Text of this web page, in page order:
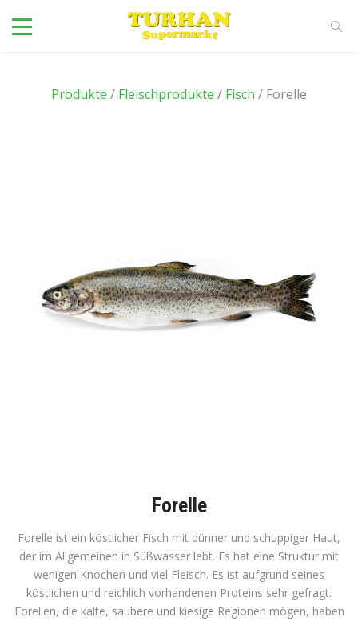
Produkte / Fleischprodukte / Fisch / Forelle
Forelle
Forelle ist ein köstlicher Fisch mit dünner und schuppiger Haut,
der im Allgemeinen in Süßwasser lebt. Es hat eine Struktur mit
wenigen Knochen und viel Fleisch. Es ist aufgrund seines
köstlichen und reichlich vorhandenen Proteins sehr gefragt.
Forellen, die kalte, saubere und kiesige Regionen mögen, haben